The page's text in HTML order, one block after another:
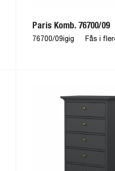
Paris Komb. 76700/09
76700/09igig Fås i